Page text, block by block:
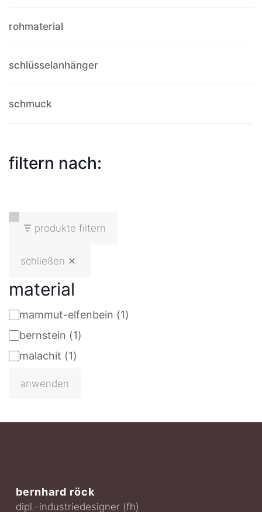
rohmaterial
schlüsselanhänger
schmuck
filtern nach:
produkte filtern
schließen
material
material
mammut-elfenbein (1)
bernstein (1)
malachit (1)
anwenden
bernhard röck
dipl.-industriedesigner (fh)